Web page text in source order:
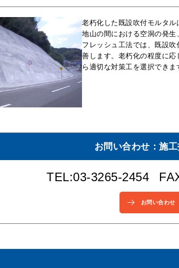
老朽化した既設吹付モルタ
地山の間における空洞の発
フレッシュ工法では、既設
善します。老朽化の程度に
ら適切な対策工を選択できま
お問い合わせ：施
TEL:03-3265-2454
お問い合わせ